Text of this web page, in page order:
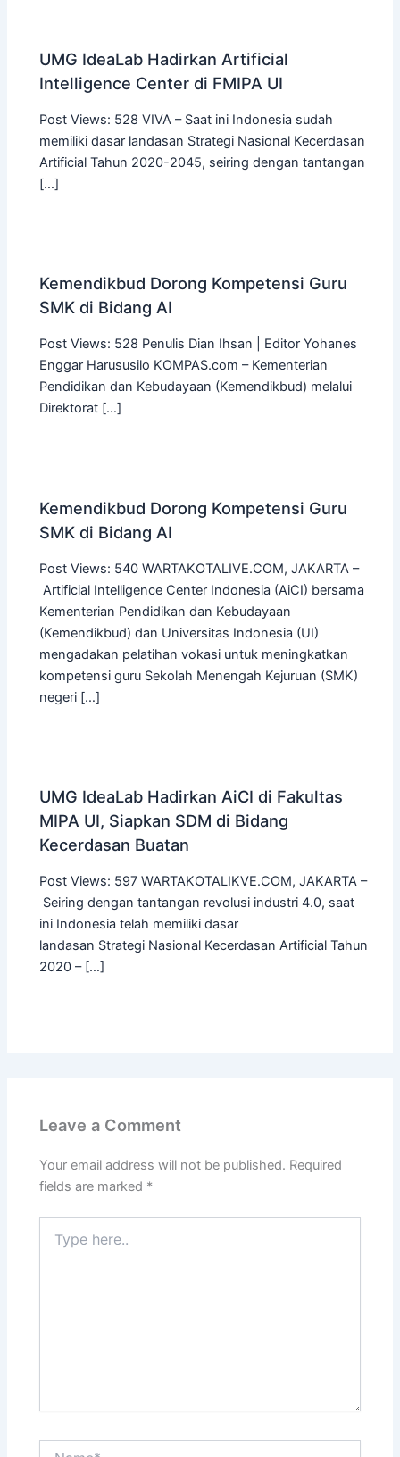
UMG IdeaLab Hadirkan Artificial
Intelligence Center di FMIPA UI
Post Views: 528 VIVA – Saat ini Indonesia sudah
memiliki dasar landasan Strategi Nasional Kecerdasan
Artificial Tahun 2020-2045, seiring dengan tantangan
[…]
Kemendikbud Dorong Kompetensi Guru
SMK di Bidang AI
Post Views: 528 Penulis Dian Ihsan | Editor Yohanes
Enggar Harususilo KOMPAS.com – Kementerian
Pendidikan dan Kebudayaan (Kemendikbud) melalui
Direktorat […]
Kemendikbud Dorong Kompetensi Guru
SMK di Bidang AI
Post Views: 540 WARTAKOTALIVE.COM, JAKARTA –
Artificial Intelligence Center Indonesia (AiCI) bersama
Kementerian Pendidikan dan Kebudayaan
(Kemendikbud) dan Universitas Indonesia (UI)
mengadakan pelatihan vokasi untuk meningkatkan
kompetensi guru Sekolah Menengah Kejuruan (SMK)
negeri […]
UMG IdeaLab Hadirkan AiCI di Fakultas
MIPA UI, Siapkan SDM di Bidang
Kecerdasan Buatan
Post Views: 597 WARTAKOTALIKVE.COM, JAKARTA –
Seiring dengan tantangan revolusi industri 4.0, saat
ini Indonesia telah memiliki dasar
landasan Strategi Nasional Kecerdasan Artificial Tahun
2020 – […]
Leave a Comment
Your email address will not be published. Required
fields are marked *
here..